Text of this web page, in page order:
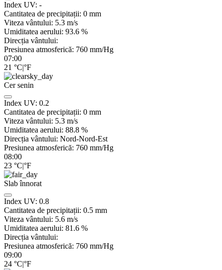
Index UV: -
Cantitatea de precipitații: 0 mm
Viteza vântului: 5.3 m/s
Umiditatea aerului: 93.6 %
Direcția vântului:
Presiunea atmosferică: 760 mm/Hg
07:00
21 °C|°F
Cer senin
Index UV: 0.2
Cantitatea de precipitații: 0 mm
Viteza vântului: 5.3 m/s
Umiditatea aerului: 88.8 %
Direcția vântului: Nord-Nord-Est
Presiunea atmosferică: 760 mm/Hg
08:00
23 °C|°F
Slab înnorat
Index UV: 0.8
Cantitatea de precipitații: 0.5 mm
Viteza vântului: 5.6 m/s
Umiditatea aerului: 81.6 %
Direcția vântului:
Presiunea atmosferică: 760 mm/Hg
09:00
24 °C|°F